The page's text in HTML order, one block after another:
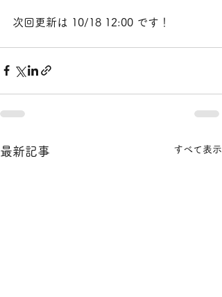
次回更新は 10/18 12:00 です！
最新記事 すべて表示